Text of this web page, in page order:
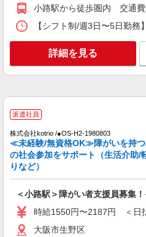
キープ
小路駅から徒歩圏内 交通費
【シフト制/週3日〜5日勤
詳細を見る
派遣社員
株式会社kotrio /●OS-H2-1980803
≪未経験/無資格OK≫障がいを持つ
の社会参加をサポート（生活介助/
りなど）
＜小路駅＞障がい者支援員募
時給1550円〜2187円 ＜日
大阪市生野区